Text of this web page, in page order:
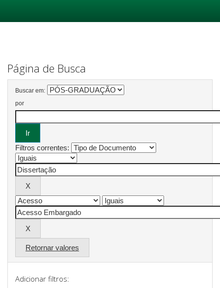
Página de Busca
Buscar em:
por
Filtros correntes:
Retornar valores
Adicionar filtros: